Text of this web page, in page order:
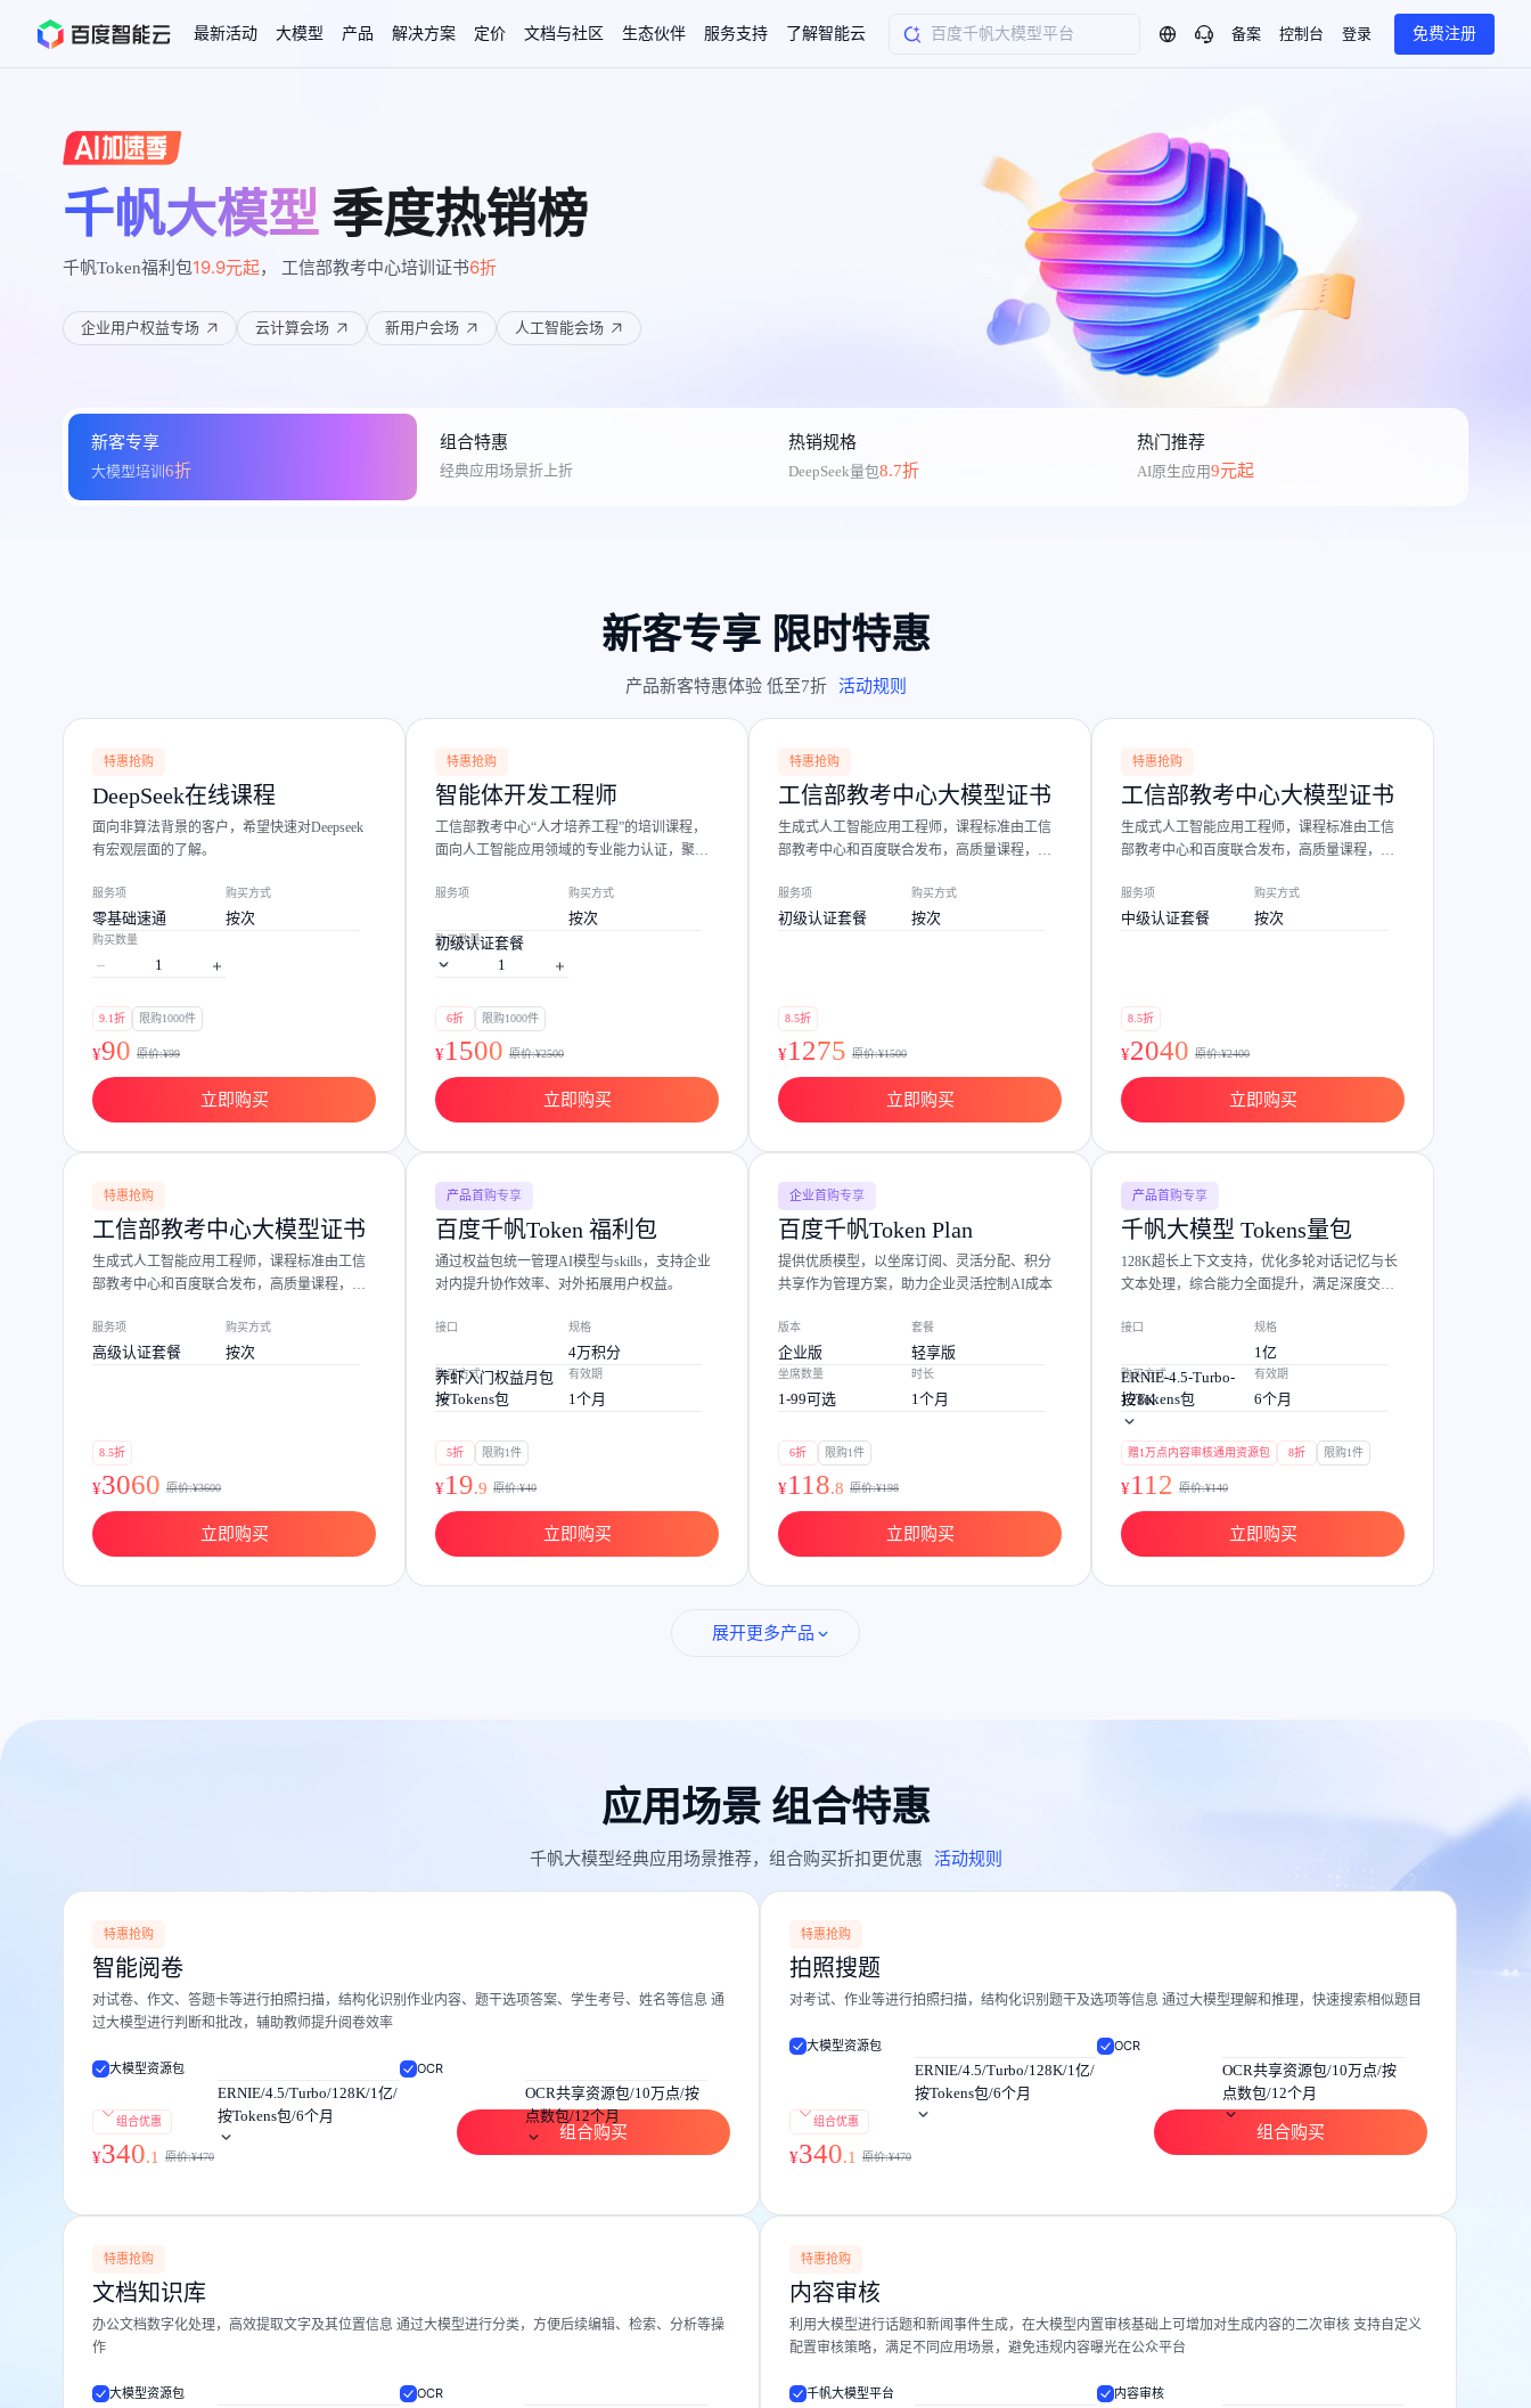
最新活动 大模型 产品 解决方案 定价 文档与社区 生态伙伴 服务支持 了解智能云
热门产品
Dumate
云服务器BCC
Duclaw
千帆大模型平台
备案 控制台 登录 免费注册
云服务器39元/年起，领万元券包
精选活动
云服务器2核4G低至39元/年
免费试用体验馆
新购1元，AI能力引擎量包低至75折
大模型增值服务上新
新手专享
企业数字员工9.9元
企业专享权益
推荐新客下单返利 最高8万元
免费大模型课程
企业首购SSL证书5折
国内短信套餐包
百度千帆 百度搭子DuMate AI体验中心
提供一站式、开箱即用的AI服务
文心大模型
搜索能力登顶国内，预训练成本仅为业界6%
ERNIE X1 Turbo
先进、高效的文档解析模型，专为文档元素识别设计
端到端语音语言大模型
录制5秒音频，即可极速复刻音色
其他大模型
DeepSeek V3.2 Think
文本生成模型，长文本训练和推理效率的大幅提升
MCP及Agent开发
MCP组件
百度搜索
25年搜索沉淀，权威高质多模态信源
百度百科
超3000万全行业词条，800万用户共吸纳
智能生成PPT
智能大纲汇总，文库资源沉淀
精选Agent
全能AI助手
深度研究Agent
百度AI搜索
Agent开发工具链
自主规划Agent
多智能体协作
模型开发
百度千帆·大模型服务及Agent开发平台
百度胜算·数据智能平台
基于业务本体驱动的企业数据智能平台
全功能AI开发平台BML
提供一站式AI开发、训练及推理环境，
AI原生应用
全球领先的可商用自我演化超级智能体
无代码应用搭建平台
百度智能云数字员工
云边协同、自主进化的视觉智能体平台
百度智能云客悦
大模型驱动的服务营销一体化AI应用
九州·政务大模型原生产品
构建“1+1+5+∞”政务大模型原生产品体系
医疗AI大模型，构建覆盖全场景的医疗AI生态
赋能合作伙伴打造客户全生命周期营销闭环
AI云原生与一体机
百度百舸·AI计算平台
大模型训推一体化基础设施，十万卡大规模集群
百度百舸一体机
搭载百舸异构计算平台，提供高效的异构资源管理
千帆一体机
多模态大模型的安全围栏，助力企业内容合规
MapReduce计算集群服务
供全托管的Hadoop/Spark计算集群服务，安全可靠
精选推荐
人工智能
智能体 语音技术
人脸与人体 语言与知识
存储
应用产品
视频云平台 企业服务
地图服务
优惠上云 上云领万元新购券
一键部署DuClaw，零门槛部署7x24小时个人超级助手
云服务器 BCC
百度网盘企业版
GPU云服务器
弹性公网IP
为用户访问公网提供IP地址和公网带宽，增加用户使用弹性
大模型文档解析
18 种格式解析，结构化输出文档关键信息
文字识别
覆盖多种场景、多种语言的高精度整图文字检测和识别服务
图像增强
去雾增强放大，重建高清无损图像
大模型声音复刻
基于大模型zero-shot技术，随时随地录制数秒音频
模型与应用 一站式企业级大模型服务
百度搭子DuMate
你的超级AI助手 真干活 用搭子
百度千帆·大模型服务及Agent开发平台
以Agent为核心的一站式企业级大模型服务平台
基于业务本体驱动的企业数据智能平台
秒哒
无代码应用搭建平台
万能AI助手，让想法直接发生
精选推荐
行业解决方案
解决方案实践
AI应用与智能体
Hermes Agent应用部署
10分钟快速部署OpenClaw
搭建私有知识库与AI助手
搭建官网在线客服与线索转化入口
智慧工业方案
能源行业企业管理系统智能化升级
船舶与海洋工程大模型解决方案
智慧政务
政务智能体的百度搜索解决方案
智慧水务智能体解决方案
价格计算器
自由搭配产品组合，轻松预估成本
价格详情
了解定价模式，合理选择计费模式
文档
客悦
数字员工-组件开放平台
云服务器BCC
ARM云
开发者资源
API平台
入门指南
关于合作伙伴
优秀伙伴展示
AI原生应用商店
特惠榜单
成为合作伙伴
技术合作伙伴
网站建设
合作伙伴赋能
合作伙伴人才认证
智慧水务智能体解决方案
考试中心
生态兼容性全景图
百度智能云大模型系列课程
500+节免费观看 持续更新
百度智能云千帆AI原生应用商店
近千款AI应用，解锁多元体验
基础服务
提供常见使用问题快速解决通道
智能助手
7 × 24 小时在线提供服务
增值服务-百度智能云知一
提供常见使用问题快速解决通道
云专家服务 课程学习
产品及服务官方反馈渠道
公告通知 赋能企业AI原生应用创新
市场活动
开启「万物一体」新纪元
文心 Moment 大会
最佳实践
联合央视聚焦企业数字化转型
智能中国 | 标杆案例 分析师报告
百度智能云业内最新动态
提供一站式、开箱即用的AI服务
千帆大模型 季度热销榜
千帆Token福利包19.9元起， 工信部教考中心培训证书6折
企业用户权益专场 云计算会场 新用户会场 人工智能会场
新客专享
大模型培训 6折
组合特惠
经典应用场景折上折
热销规格
DeepSeek量包8.7折
热门推荐
AI原生应用9元起
新客专享 限时特惠
产品新客特惠体验 低至7折 活动规则
特惠抢购
DeepSeek在线课程
面向非算法背景的客户，希望快速对Deepseek
有宏观层面的了解。
服务项
零基础速通
购买方式
按次
购买数量
9.1折 限购1000件
¥90 原价:¥99
立即购买
特惠抢购
智能体开发工程师
工信部教考中心“人才培养工程”的培训课程，
面向人工智能应用领域的专业能力认证，聚焦
服务项
初级认证套餐
购买方式
按次
购买数量
6折 限购1000件
¥1500 原价:¥2500
立即购买
特惠抢购
工信部教考中心大模型证书
生成式人工智能应用工程师，课程标准由工信
部教考中心和百度联合发布，高质量课程，实
服务项
初级认证套餐
购买方式
按次
8.5折
¥1275 原价:¥1500
立即购买
特惠抢购
工信部教考中心大模型证书
生成式人工智能应用工程师，课程标准由工信
部教考中心和百度联合发布，高质量课程，实
服务项
中级认证套餐
购买方式
按次
8.5折
¥2040 原价:¥2400
立即购买
特惠抢购
工信部教考中心大模型证书
生成式人工智能应用工程师，课程标准由工信
部教考中心和百度联合发布，高质量课程，实
服务项
高级认证套餐
购买方式
按次
8.5折
¥3060 原价:¥3600
立即购买
产品首购专享
百度千帆Token 福利包
通过权益包统一管理AI模型与skills，支持企业
对内提升协作效率、对外拓展用户权益。
接口
养虾入门权益月包
规格
4万积分
购买方式
按Tokens包
有效期
1个月
5折 限购1件
¥19.9 原价:¥40
立即购买
企业首购专享
百度千帆Token Plan
提供优质模型，以坐席订阅、灵活分配、积分
共享作为管理方案，助力企业灵活控制AI成本
版本
企业版
套餐
轻享版
坐席数量
1-99可选
时长
1个月
6折 限购1件
¥118.8 原价:¥198
立即购买
产品首购专享
千帆大模型 Tokens量包
128K超长上下文支持，优化多轮对话记忆与长
文本处理，综合能力全面提升，满足深度交互
接口
ERNIE-4.5-Turbo-
128K
规格
1亿
购买方式
按Tokens包
有效期
6个月
赠1万点内容审核通用资源包 8折 限购1件
¥112 原价:¥140
立即购买
展开更多产品
应用场景 组合特惠
千帆大模型经典应用场景推荐，组合购买折扣更优惠 活动规则
特惠抢购
智能阅卷
对试卷、作文、答题卡等进行拍照扫描，结构化识别作业内容、题干选项答案、学生考号、姓名等信息 通
过大模型进行判断和批改，辅助教师提升阅卷效率
大模型资源包
ERNIE/4.5/Turbo/128K/1亿/
按Tokens包/6个月
OCR
OCR共享资源包/10万点/按
点数包/12个月
组合优惠
¥340.1 原价:¥470
组合购买
特惠抢购
拍照搜题
对考试、作业等进行拍照扫描，结构化识别题干及选项等信息 通过大模型理解和推理，快速搜索相似题目
大模型资源包
ERNIE/4.5/Turbo/128K/1亿/
按Tokens包/6个月
OCR
OCR共享资源包/10万点/按
点数包/12个月
组合优惠
¥340.1 原价:¥470
组合购买
特惠抢购
文档知识库
办公文档数字化处理，高效提取文字及其位置信息 通过大模型进行分类，方便后续编辑、检索、分析等操
作
大模型资源包 OCR
特惠抢购
内容审核
利用大模型进行话题和新闻事件生成，在大模型内置审核基础上可增加对生成内容的二次审核 支持自定义
配置审核策略，满足不同应用场景，避免违规内容曝光在公众平台
千帆大模型平台 内容审核